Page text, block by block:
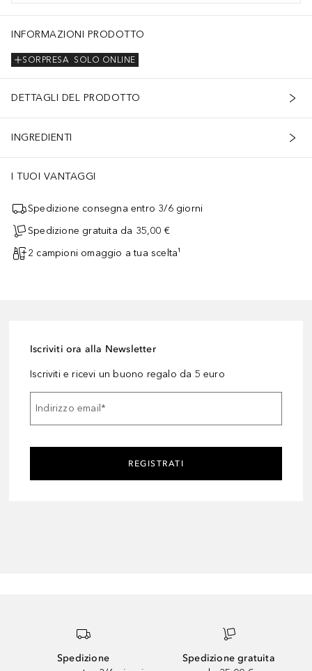
INFORMAZIONI PRODOTTO
SOLO ONLINE
SORPRESA
DETTAGLI DEL PRODOTTO
INGREDIENTI
I TUOI VANTAGGI
Spedizione consegna entro 3/6 giorni
Spedizione gratuita da 35,00 €
2 campioni omaggio a tua scelta¹
Iscriviti ora alla Newsletter
Iscriviti e ricevi un buono regalo da 5 euro
Indirizzo email*
REGISTRATI
Spedizione
Spedizione gratuita